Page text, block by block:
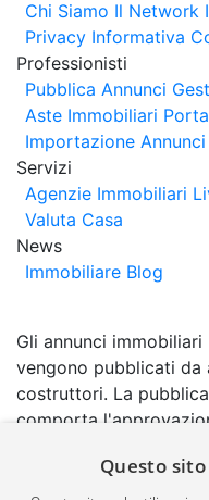
Chi Siamo Il Network
Privacy Informativa
Professionisti
Pubblica Annunci
Aste Immobiliari
Importazione
Servizi
Agenzie Immobiliari
Valuta Casa
News
Immobiliare Blog
Gli annunci
vengono pubblicati da
costruttori. La
comporta
garanzia da parte di
Questo